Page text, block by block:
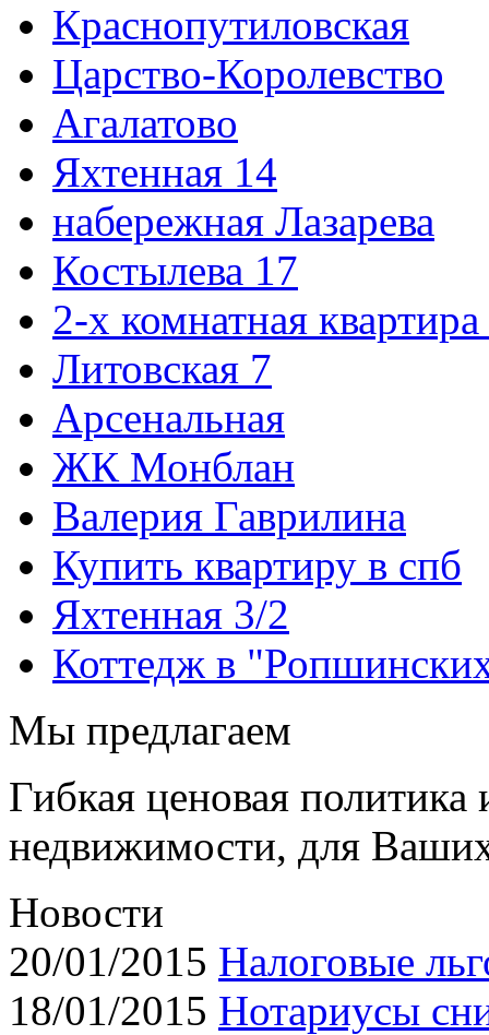
Краснопутиловская
Царство-Королевство
Агалатово
Яхтенная 14
набережная Лазарева
Костылева 17
2-х комнатная
Литовская 7
Арсенальная
ЖК Монблан
Валерия Гаврилина
Купить квартиру в спб
Яхтенная 3/2
Коттедж в
Мы предлагаем
Гибкая ценовая
недвижимости, для
Новости
20/01/2015 Налоговые
18/01/2015 Нотариусы